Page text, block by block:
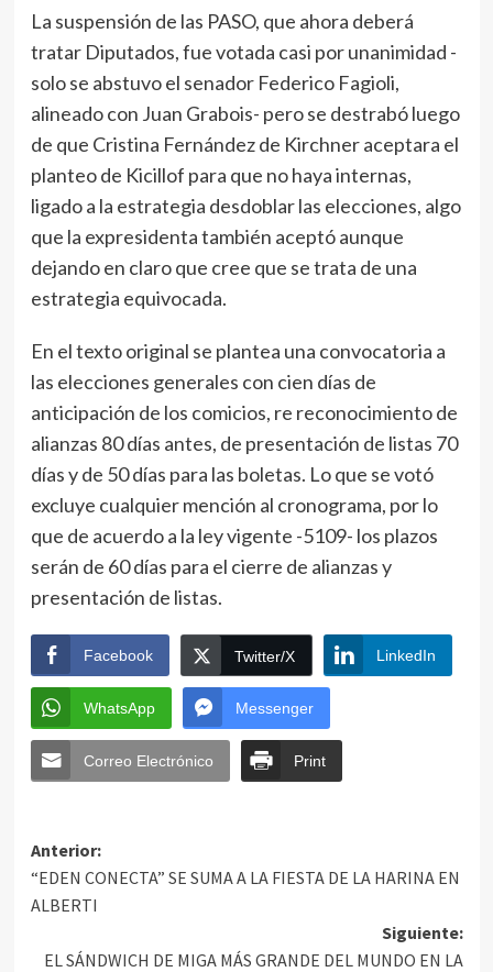
La suspensión de las PASO, que ahora deberá
tratar Diputados, fue votada casi por unanimidad -
solo se abstuvo el senador Federico Fagioli,
alineado con Juan Grabois- pero se destrabó luego
de que Cristina Fernández de Kirchner aceptara el
planteo de Kicillof para que no haya internas,
ligado a la estrategia desdoblar las elecciones, algo
que la expresidenta también aceptó aunque
dejando en claro que cree que se trata de una
estrategia equivocada.
En el texto original se plantea una convocatoria a
las elecciones generales con cien días de
anticipación de los comicios, re reconocimiento de
alianzas 80 días antes, de presentación de listas 70
días y de 50 días para las boletas. Lo que se votó
excluye cualquier mención al cronograma, por lo
que de acuerdo a la ley vigente -5109- los plazos
serán de 60 días para el cierre de alianzas y
presentación de listas.
Facebook Twitter/X LinkedIn
WhatsApp Messenger
Correo Electrónico Print
Anterior:
“EDEN CONECTA” SE SUMA A LA FIESTA DE LA HARINA EN
ALBERTI
Siguiente:
EL SÁNDWICH DE MIGA MÁS GRANDE DEL MUNDO EN LA